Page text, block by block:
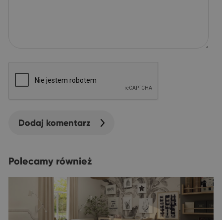
Dodaj komentarz
Polecamy również